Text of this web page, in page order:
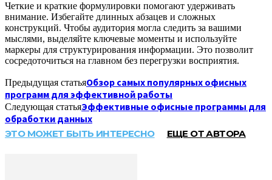
Четкие и краткие формулировки помогают удерживать
внимание. Избегайте длинных абзацев и сложных
конструкций. Чтобы аудитория могла следить за вашими
мыслями, выделяйте ключевые моменты и используйте
маркеры для структурирования информации. Это позволит
сосредоточиться на главном без перегрузки восприятия.
Предыдущая статьяОбзор самых популярных офисных
программ для эффективной работы
Следующая статьяЭффективные офисные программы для
обработки данных
ЭТО МОЖЕТ БЫТЬ ИНТЕРЕСНО ЕЩЕ ОТ АВТОРА